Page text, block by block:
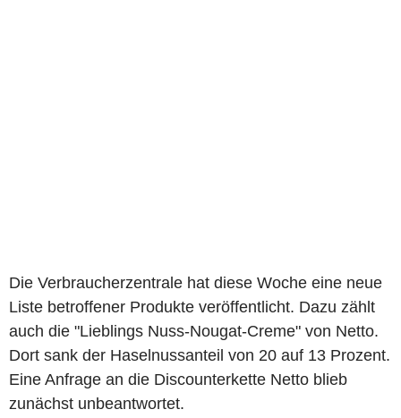
Die Verbraucherzentrale hat diese Woche eine neue
Liste betroffener Produkte veröffentlicht. Dazu zählt
auch die "Lieblings Nuss-Nougat-Creme" von Netto.
Dort sank der Haselnussanteil von 20 auf 13 Prozent.
Eine Anfrage an die Discounterkette Netto blieb
zunächst unbeantwortet.